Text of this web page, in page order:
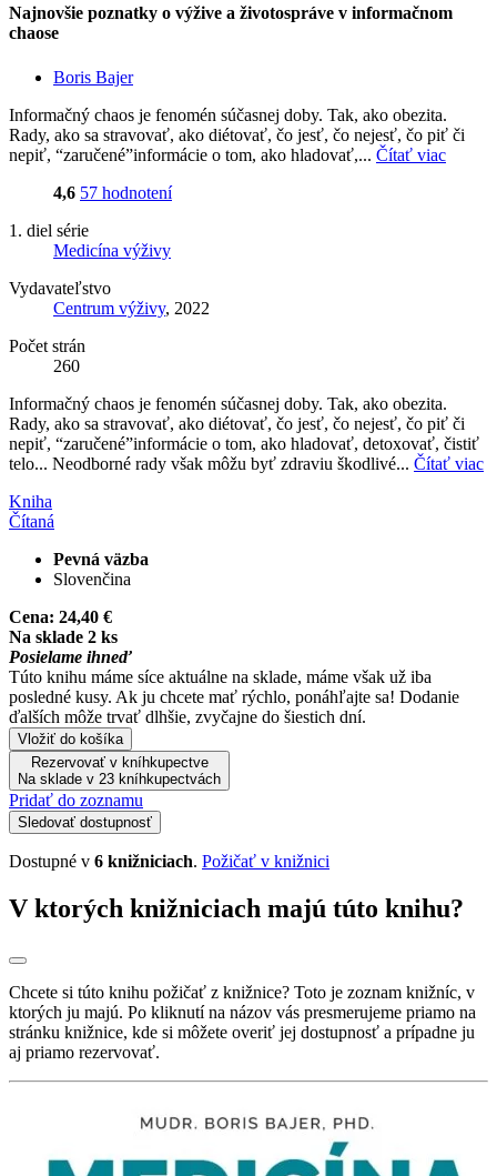
Najnovšie poznatky o výžive a životospráve v informačnom
chaose
Boris Bajer
Informačný chaos je fenomén súčasnej doby. Tak, ako obezita.
Rady, ako sa stravovať, ako diétovať, čo jesť, čo nejesť, čo piť či
nepiť, “zaručené”informácie o tom, ako hladovať,... Čítať viac
4,6 57 hodnotení
1. diel série
Medicína výživy
Vydavateľstvo
Centrum výživy, 2022
Počet strán
260
Informačný chaos je fenomén súčasnej doby. Tak, ako obezita.
Rady, ako sa stravovať, ako diétovať, čo jesť, čo nejesť, čo piť či
nepiť, “zaručené”informácie o tom, ako hladovať, detoxovať, čistiť
telo... Neodborné rady však môžu byť zdraviu škodlivé... Čítať viac
Kniha
Čítaná
Pevná väzba
Slovenčina
Cena: 24,40 €
Na sklade 2 ks
Posielame ihneď
Túto knihu máme síce aktuálne na sklade, máme však už iba
posledné kusy. Ak ju chcete mať rýchlo, ponáhľajte sa! Dodanie
ďalších môže trvať dlhšie, zvyčajne do šiestich dní.
Vložiť do košíka
Rezervovať v kníhkupectve
Na sklade v 23 kníhkupectvách
Pridať do zoznamu
Sledovať dostupnosť
Dostupné v 6 knižniciach. Požičať v knižnici
V ktorých knižniciach majú túto knihu?
Chcete si túto knihu požičať z knižnice? Toto je zoznam knižníc, v
ktorých ju majú. Po kliknutí na názov vás presmerujeme priamo na
stránku knižnice, kde si môžete overiť jej dostupnosť a prípadne ju
aj priamo rezervovať.